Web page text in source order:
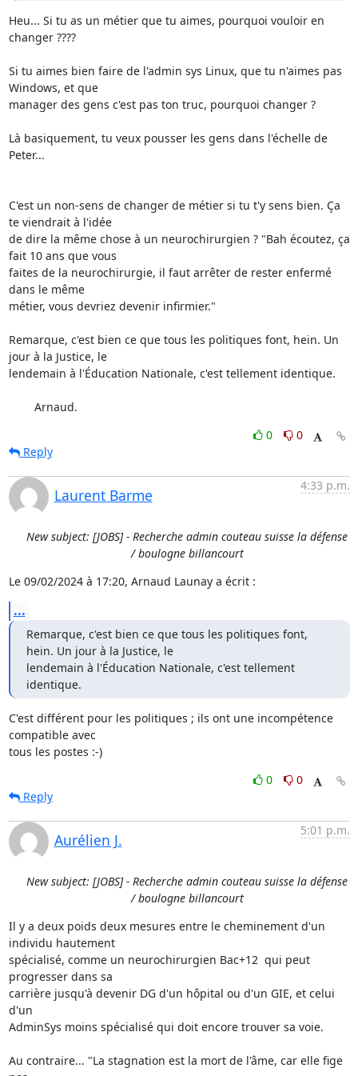
Heu... Si tu as un métier que tu aimes, pourquoi vouloir en
changer ????
Si tu aimes bien faire de l'admin sys Linux, que tu n'aimes pas
Windows, et que
manager des gens c'est pas ton truc, pourquoi changer ?
Là basiquement, tu veux pousser les gens dans l'échelle de
Peter...
C'est un non-sens de changer de métier si tu t'y sens bien. Ça
te viendrait à l'idée
de dire la même chose à un neurochirurgien ? "Bah écoutez, ça
fait 10 ans que vous
faites de la neurochirurgie, il faut arrêter de rester enfermé
dans le même
métier, vous devriez devenir infirmier."
Remarque, c'est bien ce que tous les politiques font, hein. Un
jour à la Justice, le
lendemain à l'Éducation Nationale, c'est tellement identique.
	Arnaud.
0
0
Reply
Laurent Barme
4:33 p.m.
New subject: [JOBS] - Recherche admin couteau suisse la défense
/ boulogne billancourt
Le 09/02/2024 à 17:20, Arnaud Launay a écrit :
...
Remarque, c'est bien ce que tous les politiques font,
hein. Un jour à la Justice, le
lendemain à l'Éducation Nationale, c'est tellement
identique.
C'est différent pour les politiques ; ils ont une incompétence
compatible avec
tous les postes :-)
0
0
Reply
Aurélien J.
5:01 p.m.
New subject: [JOBS] - Recherche admin couteau suisse la défense
/ boulogne billancourt
Il y a deux poids deux mesures entre le cheminement d'un
individu hautement
spécialisé, comme un neurochirurgien Bac+12  qui peut
progresser dans sa
carrière jusqu'à devenir DG d'un hôpital ou d'un GIE, et celui
d'un
AdminSys moins spécialisé qui doit encore trouver sa voie.
Au contraire... "La stagnation est la mort de l'âme, car elle fige